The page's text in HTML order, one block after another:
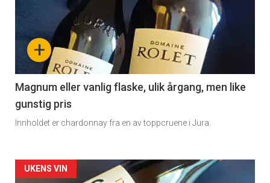
akkurat
nå
3
+
Magnum eller vanlig flaske, ulik årgang, men like
gunstig pris
Innholdet er chardonnay fra en av toppcruene i Jura.
Forsiden
UKENS VIN